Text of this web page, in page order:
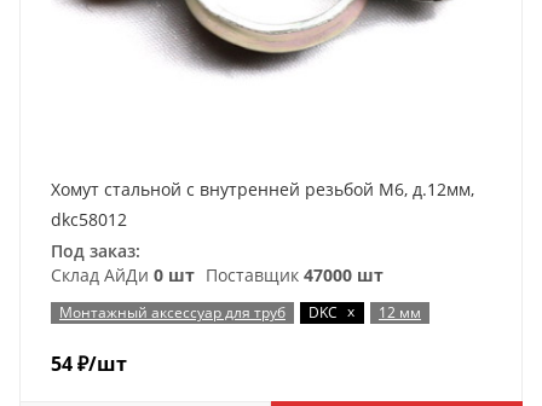
Хомут стальной с внутренней резьбой М6, д.12мм,
dkc58012
Под заказ:
Склад АйДи 0 шт Поставщик 47000 шт
Монтажный аксессуар для труб DKC x 12 мм
54₽/шт